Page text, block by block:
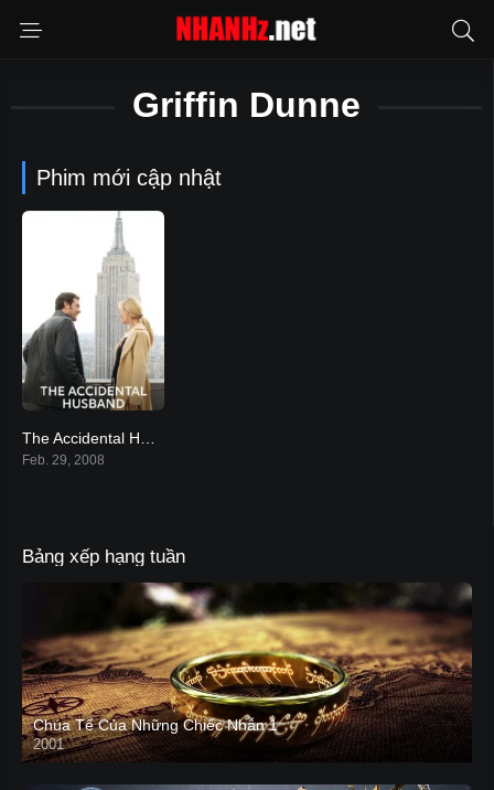
Griffin Dunne
Phim mới cập nhật
5.6
Feb. 29, 2008
Bảng xếp hạng tuần
Chúa Tể Của Những Chiếc Nhẫn 1
2001